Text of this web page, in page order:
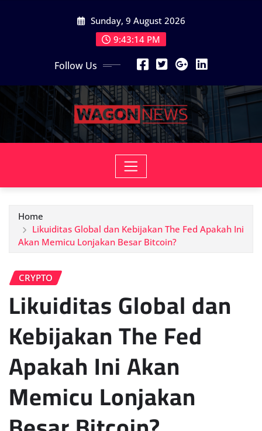
Sunday, 9 August 2026
9:43:15 PM
Follow Us
Home
Likuiditas Global dan Kebijakan The Fed Apakah Ini
Akan Memicu Lonjakan Besar Bitcoin?
CRYPTO
Likuiditas Global dan
Kebijakan The Fed
Apakah Ini Akan
Memicu Lonjakan